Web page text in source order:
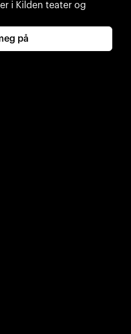
i Kilden teater og
på